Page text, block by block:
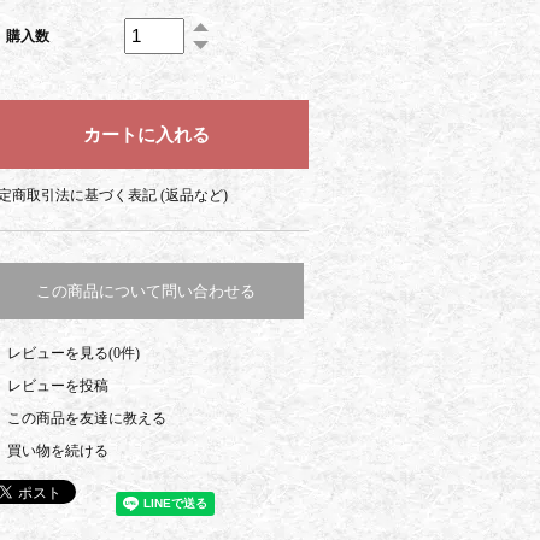
購入数
商取引法に基づく表記 (返品など)
この商品について問い合わせる
レビューを見る(0件)
レビューを投稿
この商品を友達に教える
買い物を続ける